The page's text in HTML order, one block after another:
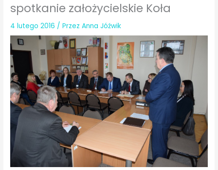
spotkanie założycielskie Koła
4 lutego 2016 / PrzezAnna Jóźwik